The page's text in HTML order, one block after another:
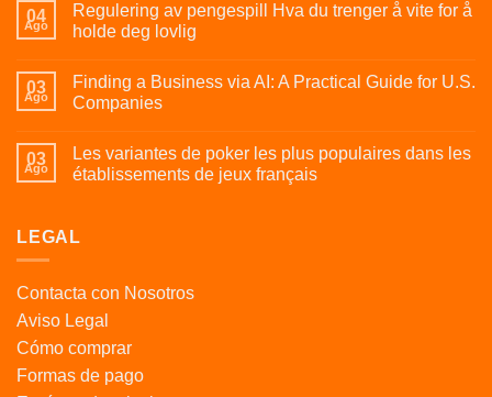
04
Ago
Regulering av pengespill Hva du trenger å vite for å
holde deg lovlig
03
Ago
Finding a Business via AI: A Practical Guide for U.S.
Companies
03
Ago
Les variantes de poker les plus populaires dans les
établissements de jeux français
LEGAL
Contacta con Nosotros
Aviso Legal
Cómo comprar
Formas de pago